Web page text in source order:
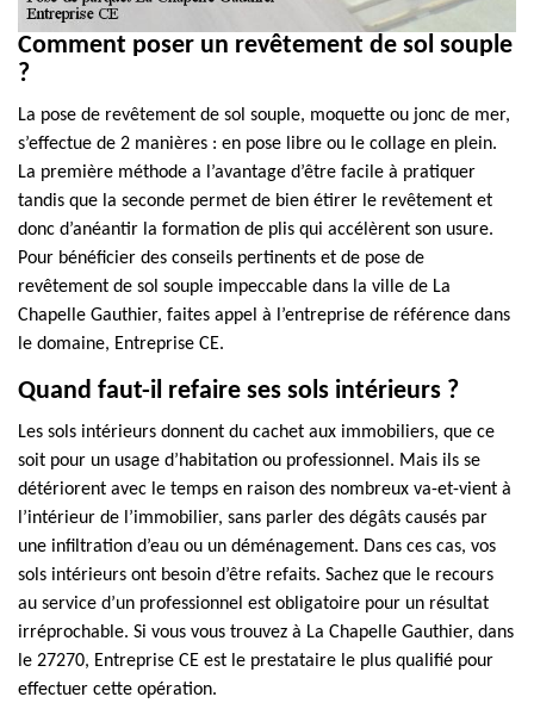
Comment poser un revêtement de sol souple
?
La pose de revêtement de sol souple, moquette ou jonc de mer,
s’effectue de 2 manières : en pose libre ou le collage en plein.
La première méthode a l’avantage d’être facile à pratiquer
tandis que la seconde permet de bien étirer le revêtement et
donc d’anéantir la formation de plis qui accélèrent son usure.
Pour bénéficier des conseils pertinents et de pose de
revêtement de sol souple impeccable dans la ville de La
Chapelle Gauthier, faites appel à l’entreprise de référence dans
le domaine, Entreprise CE.
Quand faut-il refaire ses sols intérieurs ?
Les sols intérieurs donnent du cachet aux immobiliers, que ce
soit pour un usage d’habitation ou professionnel. Mais ils se
détériorent avec le temps en raison des nombreux va-et-vient à
l’intérieur de l’immobilier, sans parler des dégâts causés par
une infiltration d’eau ou un déménagement. Dans ces cas, vos
sols intérieurs ont besoin d’être refaits. Sachez que le recours
au service d’un professionnel est obligatoire pour un résultat
irréprochable. Si vous vous trouvez à La Chapelle Gauthier, dans
le 27270, Entreprise CE est le prestataire le plus qualifié pour
effectuer cette opération.